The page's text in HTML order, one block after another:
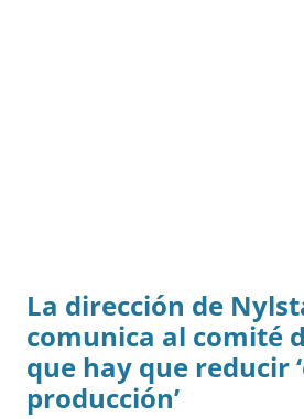
La dirección de
comunica al comité
que hay que reducir
producción’